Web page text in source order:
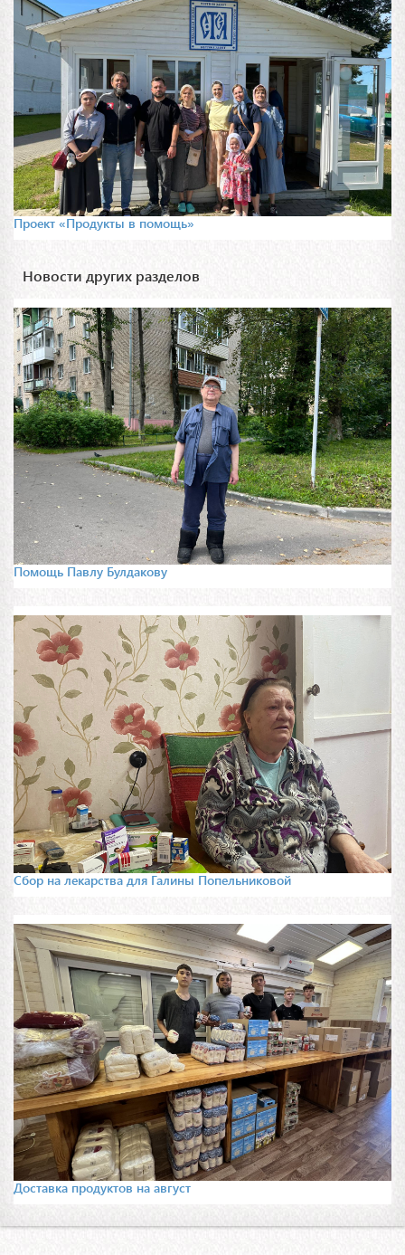
Проект «Продукты в помощь»
Новости других разделов
Помощь Павлу Булдакову
Сбор на лекарства для Галины Попельниковой
Доставка продуктов на август